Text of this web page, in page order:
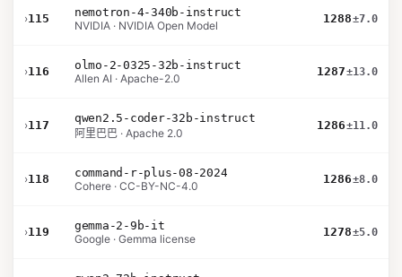
›115
nemotron-4-340b-instruct
NVIDIA · NVIDIA Open Model
1288±7.0
›116
olmo-2-0325-32b-instruct
Allen AI · Apache-2.0
1287±13.0
›117
qwen2.5-coder-32b-instruct
阿里巴巴 · Apache 2.0
1286±11.0
›118
command-r-plus-08-2024
Cohere · CC-BY-NC-4.0
1286±8.0
›119
gemma-2-9b-it
Google · Gemma license
1278±5.0